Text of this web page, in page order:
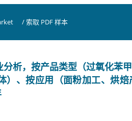
/ 索取 PDF 样本
析，按产品类型（过氧化苯
）、按应用（面粉加工、烘